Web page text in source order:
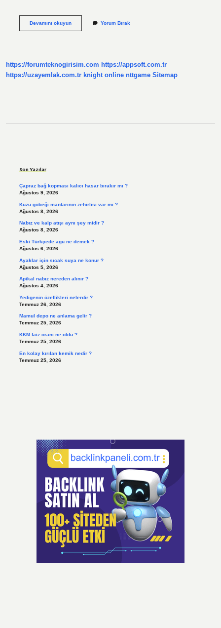
Devamını okuyun5
Yorum Bırak
https://forumteknogirisim.com https://appsoft.com.tr
https://uzayemlak.com.tr knight online nttgame Sitemap
Son Yazılar
Çapraz bağ kopması kalıcı hasar bırakır mı ?
Ağustos 9, 2026
Kuzu göbeği mantarının zehirlisi var mı ?
Ağustos 8, 2026
Nabız ve kalp atışı aynı şey midir ?
Ağustos 8, 2026
Eski Türkçede agu ne demek ?
Ağustos 6, 2026
Ayaklar için sıcak suya ne konur ?
Ağustos 5, 2026
Apikal nabız nereden alınır ?
Ağustos 4, 2026
Yedigenin özellikleri nelerdir ?
Temmuz 26, 2026
Mamul depo ne anlama gelir ?
Temmuz 25, 2026
KKM faiz oranı ne oldu ?
Temmuz 25, 2026
En kolay kırılan kemik nedir ?
Temmuz 25, 2026